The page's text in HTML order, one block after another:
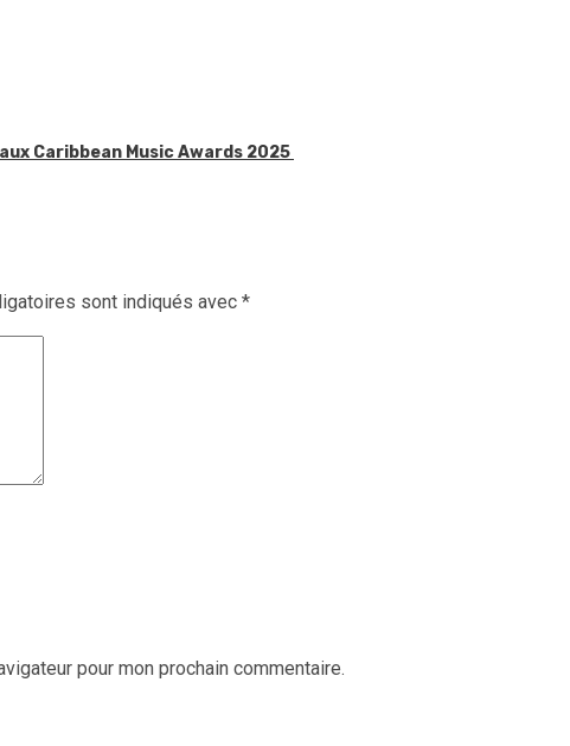
Caribbean Music Awards 2025
sont indiqués avec *
pour mon prochain commentaire.